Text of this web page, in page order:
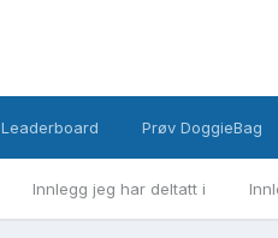
Innlegg jeg har deltatt i
Leaderboard Prøv DoggieBag